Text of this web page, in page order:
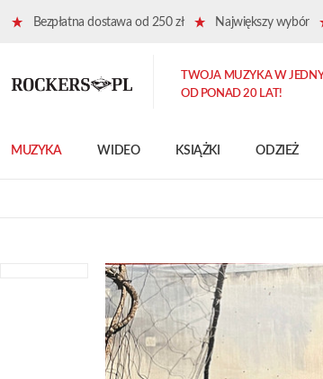
Bezpłatna dostawa od 250 zł Największy wybór
MUZYKA WIDEO KSIĄŻKI ODZIEŻ
TWOJA MUZYKA W
OD PONAD 20 LAT!